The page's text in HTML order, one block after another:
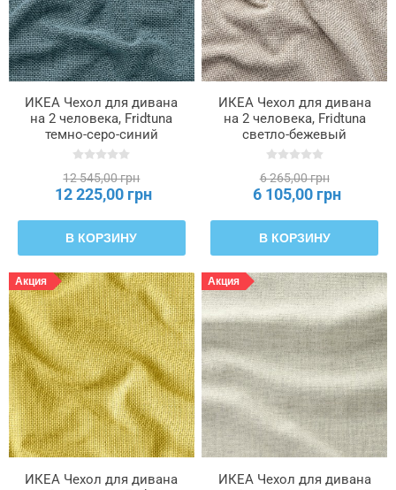
ИКЕА Чехол для дивана
на 2 человека, Fridtuna
темно-серо-синий
SALTSJÖBADEN,
12 545,00 грн
12 225,00 грн
В КОРЗИНУ
ИКЕА Чехол для дивана
на 2 человека, Fridtuna
светло-бежевый
SALTSJÖBADEN,
6 265,00 грн
6 105,00 грн
В КОРЗИНУ
Акция
ИКЕА Чехол для дивана
Акция
ИКЕА Чехол для дивана